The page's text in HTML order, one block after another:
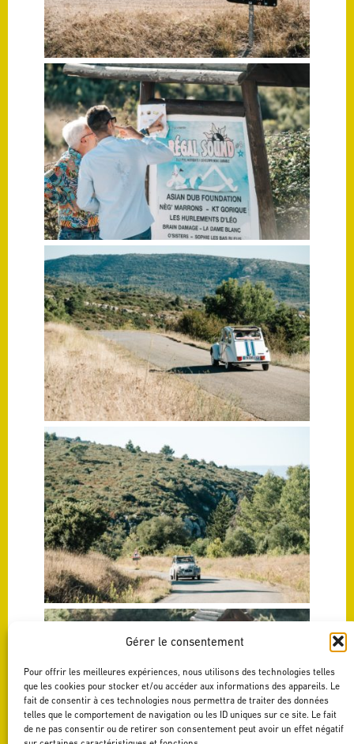
Gérer le consentement
Pour offrir les meilleures expériences, nous utilisons des technologies telles
que les cookies pour stocker et/ou accéder aux informations des appareils. Le
fait de consentir à ces technologies nous permettra de traiter des données
telles que le comportement de navigation ou les ID uniques sur ce site. Le fait
de ne pas consentir ou de retirer son consentement peut avoir un effet négatif